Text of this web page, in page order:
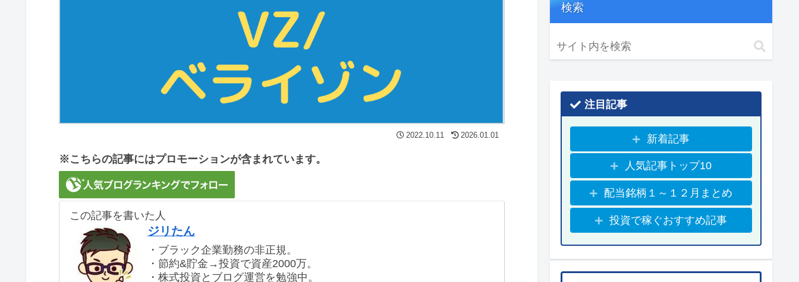
2022.10.11 2026.01.01
※こちらの記事にはプロモーションが含まれています。
この記事を書いた人
ジリたん
・ブラック企業勤務の非正規。
・節約&貯金→投資で資産2000万。
・株式投資とブログ運営を勉強中。
検索
注目記事
新着記事
人気記事トップ10
配当銘柄１～１２月まとめ
投資で稼ぐおすすめ記事